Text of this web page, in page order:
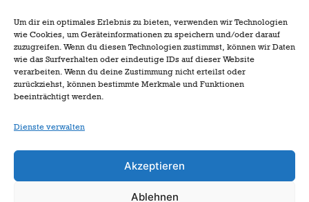
Um dir ein optimales Erlebnis zu bieten, verwenden wir Technologien
wie Cookies, um Geräteinformationen zu speichern und/oder darauf
zuzugreifen. Wenn du diesen Technologien zustimmst, können wir Daten
wie das Surfverhalten oder eindeutige IDs auf dieser Website
verarbeiten. Wenn du deine Zustimmung nicht erteilst oder
zurückziehst, können bestimmte Merkmale und Funktionen
beeinträchtigt werden.
Dienste verwalten
Akzeptieren
Ablehnen